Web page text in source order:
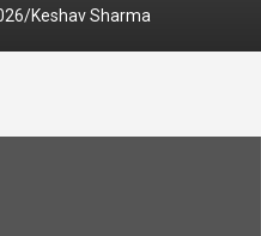
Keshav Sharma